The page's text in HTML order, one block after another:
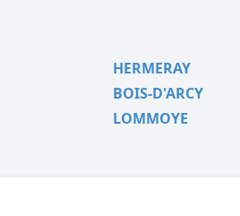
HERMERAY
BOIS-D'ARCY
LOMMOYE